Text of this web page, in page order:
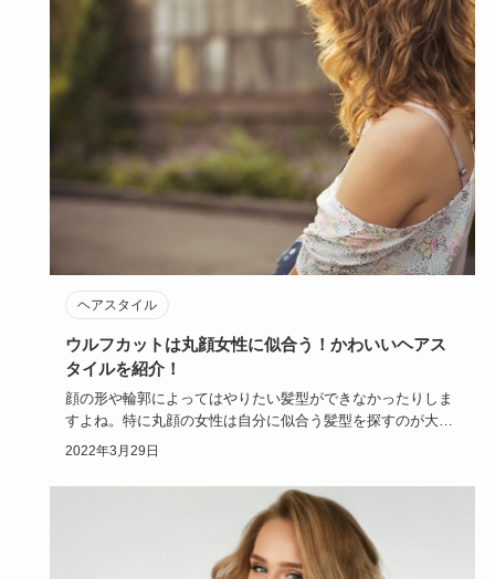
ヘアスタイル
ウルフカットは丸顔女性に似合う！かわいいヘアス
タイルを紹介！
顔の形や輪郭によってはやりたい髪型ができなかったりしま
すよね。特に丸顔の女性は自分に似合う髪型を探すのが大変
ですが、そんな…
2022年3月29日